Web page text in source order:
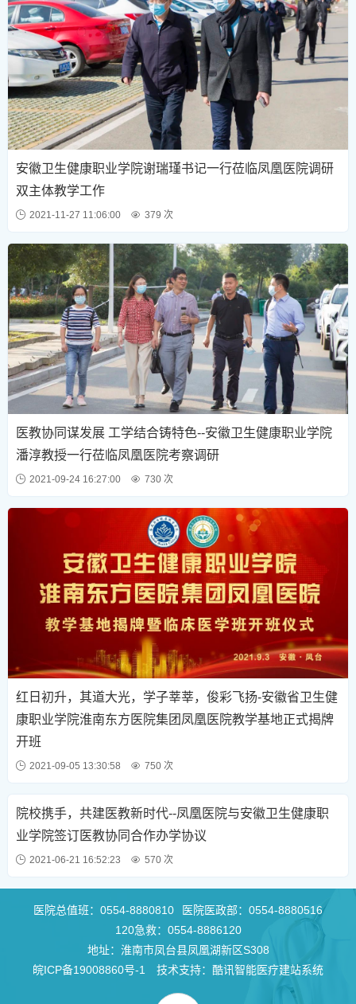
安徽卫生健康职业学院谢瑞瑾书记一行莅临凤凰医院调研
双主体教学工作
2021-11-27 11:06:00 379 次
医教协同谋发展 工学结合铸特色--安徽卫生健康职业学院
潘淳教授一行莅临凤凰医院考察调研
2021-09-24 16:27:00 730 次
红日初升，其道大光，学子莘莘，俊彩飞扬-安徽省卫生健
康职业学院淮南东方医院集团凤凰医院教学基地正式揭牌
开班
2021-09-05 13:30:58 750 次
院校携手，共建医教新时代--凤凰医院与安徽卫生健康职
业学院签订医教协同合作办学协议
2021-06-21 16:52:23 570 次
医院总值班： 0554-8880810 医院医政部： 0554-8880516
120急救： 0554-8886120
地址：淮南市凤台县凤凰湖新区S308
皖ICP备19008860号-1
技术支持：酷讯智能医疗建站系统